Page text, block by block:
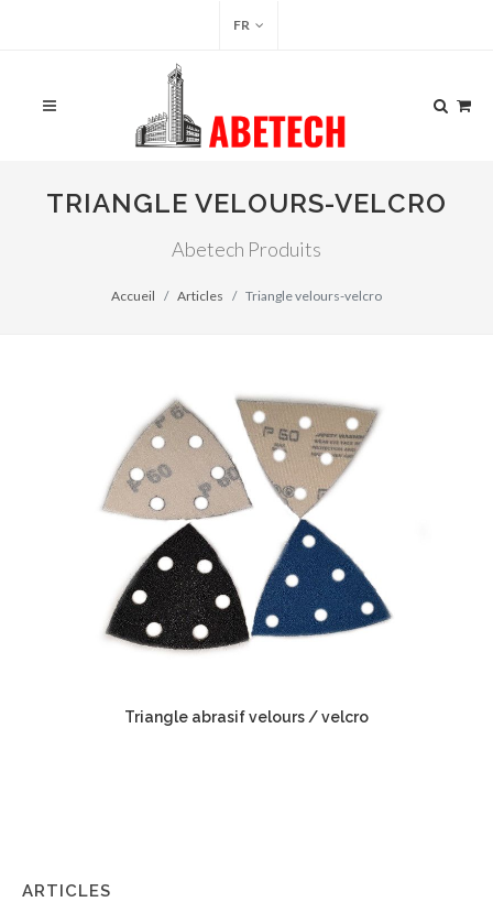
FR
TRIANGLE VELOURS-VELCRO
Abetech Produits
Accueil Articles Triangle velours-velcro
Triangle abrasif velours / velcro
ARTICLES